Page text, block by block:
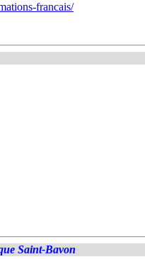
francais/
Saint-Bavon